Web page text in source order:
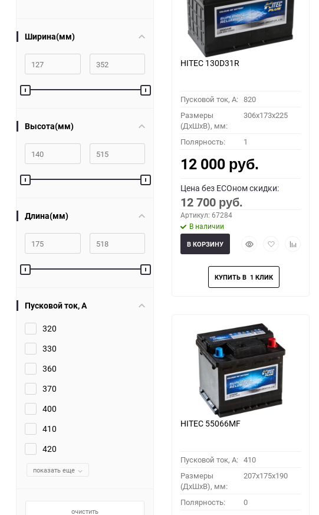
Ширина(мм)
Высота(мм)
Длина(мм)
Пусковой ток, A
320
330
360
370
400
410
420
показать еще
очистить
HITEC 130D31R
Пусковой ток, A: 820
Размеры
(ДхШхВ), мм:
306x173x225
Полярность: 1
12 000 руб.
Цена без ECOном скидки:
12 700 руб.
Артикул: 67284
В наличии
БыстрыйДобавить
избранное
Добавить
В КОРЗИНУ
HITEC 55066MF
Пусковой ток, A: 410
Размеры
(ДхШхВ), мм:
207x175x190
Полярность: 0